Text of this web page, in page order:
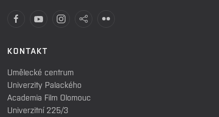
KONTAKT
Umělecké centrum
Univerzity Palackého
Academia Film Olomouc
Univerzitní 225/3